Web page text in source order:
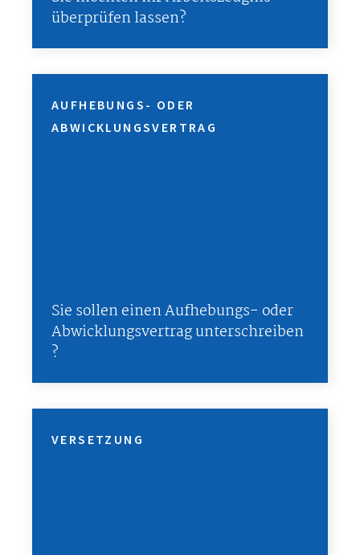
überprüfen lassen?
Sie sollen einen Aufhebungs- oder
Abwicklungsvertrag unterschreiben
?
AUFHEBUNGS- ODER
ABWICKLUNGSVERTRAG
VERSETZUNG